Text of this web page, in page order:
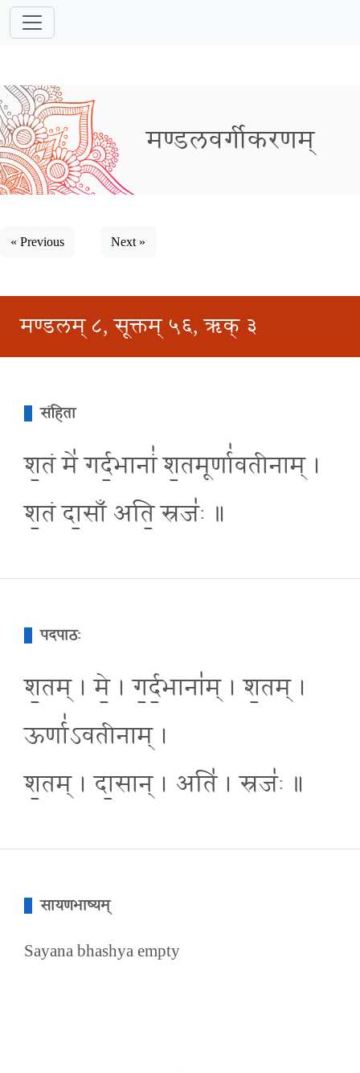
मण्डलवर्गीकरणम्
« Previous Next »
मण्डलम् ८, सूक्तम् ५६, ऋक् ३
संहिता
श॒तं मे॑ गर्द॒भानां॑ श॒तमूर्णा॑वतीनाम् ।
श॒तं दा॒साँ अति॒ स्रजः॑ ॥
पदपाठः
श॒तम् । मे॒ । ग॒र्द॒भाना॑म् । श॒तम् ।
ऊर्णा॑ऽवतीनाम् ।
श॒तम् । दा॒सान् । अति॑ । स्रजः॑ ॥
सायणभाष्यम्
Sayana bhashya empty